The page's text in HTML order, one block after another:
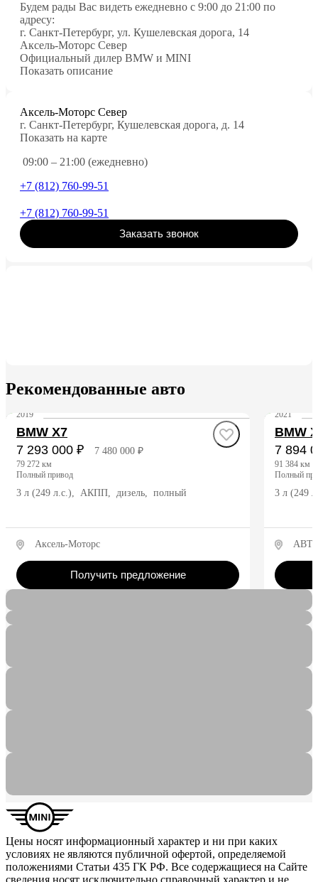
Будем рады Вас видеть ежедневно с 9:00 до 21:00 по
адресу:
г. Санкт-Петербург, ул. Кушелевская дорога, 14
Аксель-Моторс Север
Официальный дилер BMW и MINI
Показать описание
Аксель-Моторс Север
г. Санкт-Петербург, Кушелевская дорога, д. 14
Показать на карте
09:00 – 21:00 (ежедневно)
+7 (812) 760-99-51
+7 (812) 760-99-51
Заказать звонок
Рекомендованные авто
BMW X7
2019
7 293 000 ₽ 7 480 000 ₽
79 272 км
полный привод
3 л (249 л.с.), АКПП, дизель, полный
Аксель-Моторс
Получить предложение
BMW
2021
7 894
91 384 км
полный
3 л (249
Цены носят информационный характер и ни при каких
условиях не являются публичной офертой, определяемой
положениями Статьи 435 ГК РФ. Все содержащиеся на Сайте